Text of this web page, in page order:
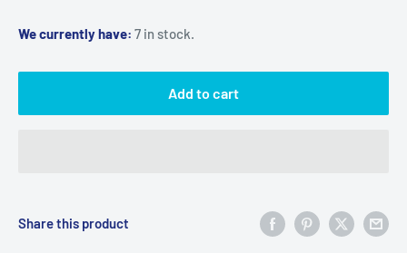
We currently have: 7 in stock.
Add to cart
Share this product